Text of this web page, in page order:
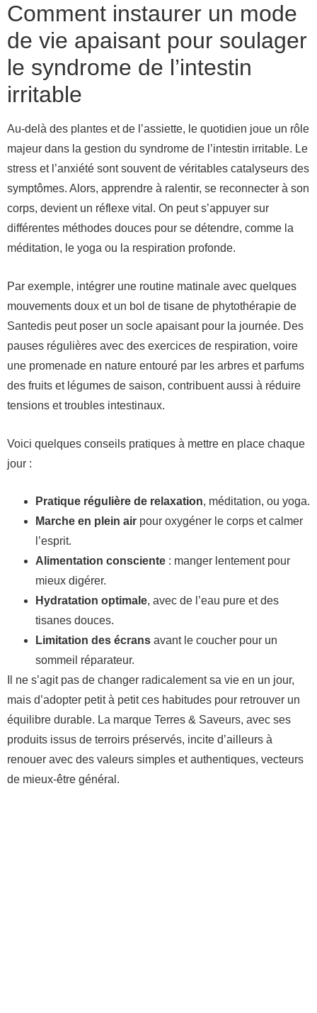
Comment instaurer un mode
de vie apaisant pour soulager
le syndrome de l’intestin
irritable
Au-delà des plantes et de l’assiette, le quotidien joue un rôle
majeur dans la gestion du syndrome de l’intestin irritable. Le
stress et l’anxiété sont souvent de véritables catalyseurs des
symptômes. Alors, apprendre à ralentir, se reconnecter à son
corps, devient un réflexe vital. On peut s’appuyer sur
différentes méthodes douces pour se détendre, comme la
méditation, le yoga ou la respiration profonde.
Par exemple, intégrer une routine matinale avec quelques
mouvements doux et un bol de tisane de phytothérapie de
Santedis peut poser un socle apaisant pour la journée. Des
pauses régulières avec des exercices de respiration, voire
une promenade en nature entouré par les arbres et parfums
des fruits et légumes de saison, contribuent aussi à réduire
tensions et troubles intestinaux.
Voici quelques conseils pratiques à mettre en place chaque
jour :
Pratique régulière de relaxation, méditation, ou yoga.
Marche en plein air pour oxygéner le corps et calmer
l’esprit.
Alimentation consciente : manger lentement pour
mieux digérer.
Hydratation optimale, avec de l’eau pure et des
tisanes douces.
Limitation des écrans avant le coucher pour un
sommeil réparateur.
Il ne s’agit pas de changer radicalement sa vie en un jour,
mais d’adopter petit à petit ces habitudes pour retrouver un
équilibre durable. La marque Terres & Saveurs, avec ses
produits issus de terroirs préservés, incite d’ailleurs à
renouer avec des valeurs simples et authentiques, vecteurs
de mieux-être général.